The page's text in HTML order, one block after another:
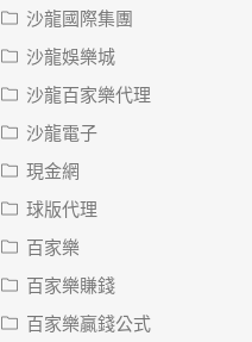
沙龍國際集團
沙龍娛樂城
沙龍百家樂代理
沙龍電子
現金網
球版代理
百家樂
百家樂賺錢
百家樂贏錢公式